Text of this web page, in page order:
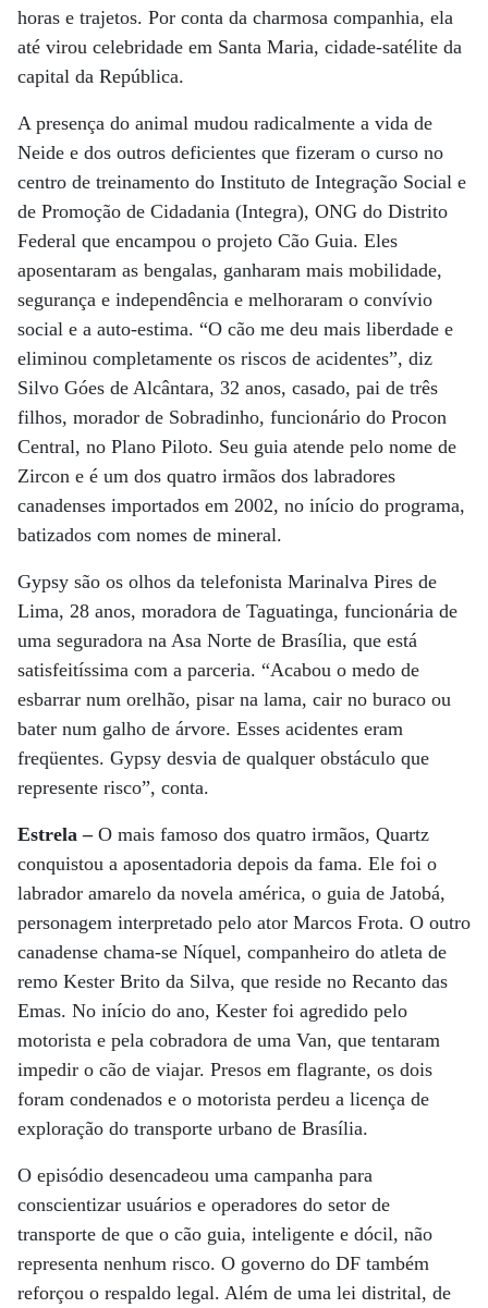
horas e trajetos. Por conta da charmosa companhia, ela
até virou celebridade em Santa Maria, cidade-satélite da
capital da República.
A presença do animal mudou radicalmente a vida de
Neide e dos outros deficientes que fizeram o curso no
centro de treinamento do Instituto de Integração Social e
de Promoção de Cidadania (Integra), ONG do Distrito
Federal que encampou o projeto Cão Guia. Eles
aposentaram as bengalas, ganharam mais mobilidade,
segurança e independência e melhoraram o convívio
social e a auto-estima. “O cão me deu mais liberdade e
eliminou completamente os riscos de acidentes”, diz
Silvo Góes de Alcântara, 32 anos, casado, pai de três
filhos, morador de Sobradinho, funcionário do Procon
Central, no Plano Piloto. Seu guia atende pelo nome de
Zircon e é um dos quatro irmãos dos labradores
canadenses importados em 2002, no início do programa,
batizados com nomes de mineral.
Gypsy são os olhos da telefonista Marinalva Pires de
Lima, 28 anos, moradora de Taguatinga, funcionária de
uma seguradora na Asa Norte de Brasília, que está
satisfeitíssima com a parceria. “Acabou o medo de
esbarrar num orelhão, pisar na lama, cair no buraco ou
bater num galho de árvore. Esses acidentes eram
freqüentes. Gypsy desvia de qualquer obstáculo que
represente risco”, conta.
Estrela –O mais famoso dos quatro irmãos, Quartz
conquistou a aposentadoria depois da fama. Ele foi o
labrador amarelo da novela américa, o guia de Jatobá,
personagem interpretado pelo ator Marcos Frota. O outro
canadense chama-se Níquel, companheiro do atleta de
remo Kester Brito da Silva, que reside no Recanto das
Emas. No início do ano, Kester foi agredido pelo
motorista e pela cobradora de uma Van, que tentaram
impedir o cão de viajar. Presos em flagrante, os dois
foram condenados e o motorista perdeu a licença de
exploração do transporte urbano de Brasília.
O episódio desencadeou uma campanha para
conscientizar usuários e operadores do setor de
transporte de que o cão guia, inteligente e dócil, não
representa nenhum risco. O governo do DF também
reforçou o respaldo legal. Além de uma lei distrital, de